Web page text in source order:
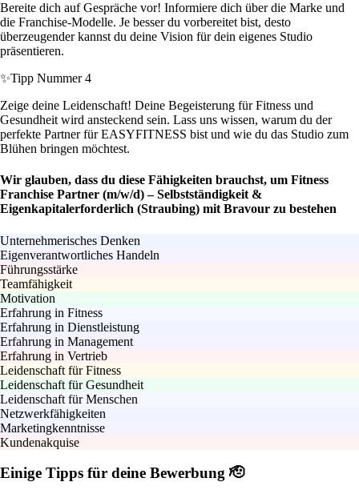
Bereite dich auf Gespräche vor! Informiere dich über die Marke und
die Franchise-Modelle. Je besser du vorbereitet bist, desto
überzeugender kannst du deine Vision für dein eigenes Studio
präsentieren.
✨Tipp Nummer 4
Zeige deine Leidenschaft! Deine Begeisterung für Fitness und
Gesundheit wird ansteckend sein. Lass uns wissen, warum du der
perfekte Partner für EASYFITNESS bist und wie du das Studio zum
Blühen bringen möchtest.
Wir glauben, dass du diese Fähigkeiten brauchst, um Fitness
Franchise Partner (m/w/d) – Selbstständigkeit &
Eigenkapitalerforderlich (Straubing) mit Bravour zu bestehen
Unternehmerisches Denken
Eigenverantwortliches Handeln
Führungsstärke
Teamfähigkeit
Motivation
Erfahrung in Fitness
Erfahrung in Dienstleistung
Erfahrung in Management
Erfahrung in Vertrieb
Leidenschaft für Fitness
Leidenschaft für Gesundheit
Leidenschaft für Menschen
Netzwerkfähigkeiten
Marketingkenntnisse
Kundenakquise
Einige Tipps für deine Bewerbung 🫡